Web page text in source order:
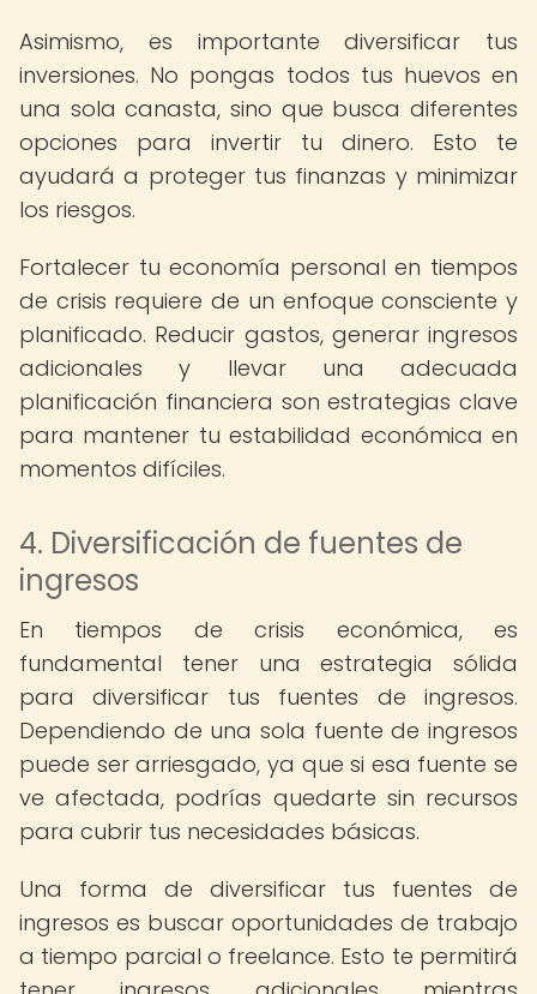
Asimismo, es importante diversificar tus
inversiones. No pongas todos tus huevos en
una sola canasta, sino que busca diferentes
opciones para invertir tu dinero. Esto te
ayudará a proteger tus finanzas y minimizar
los riesgos.
Fortalecer tu economía personal en tiempos
de crisis requiere de un enfoque consciente y
planificado. Reducir gastos, generar ingresos
adicionales y llevar una adecuada
planificación financiera son estrategias clave
para mantener tu estabilidad económica en
momentos difíciles.
4. Diversificación de fuentes de
ingresos
En tiempos de crisis económica, es
fundamental tener una estrategia sólida
para diversificar tus fuentes de ingresos.
Dependiendo de una sola fuente de ingresos
puede ser arriesgado, ya que si esa fuente se
ve afectada, podrías quedarte sin recursos
para cubrir tus necesidades básicas.
Una forma de diversificar tus fuentes de
ingresos es buscar oportunidades de trabajo
a tiempo parcial o freelance. Esto te permitirá